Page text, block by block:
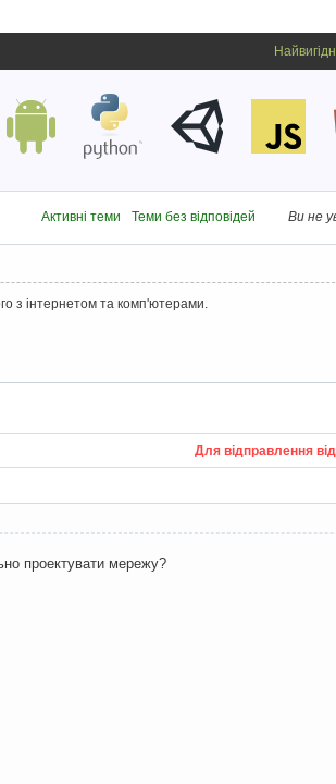
Ви не
Активні теми Теми без відповідей
з інтернетом та комп'ютерами.
Для відправлення
проектувати мережу?